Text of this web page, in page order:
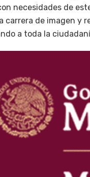
necesidades de
carrera de imagen y
a toda la